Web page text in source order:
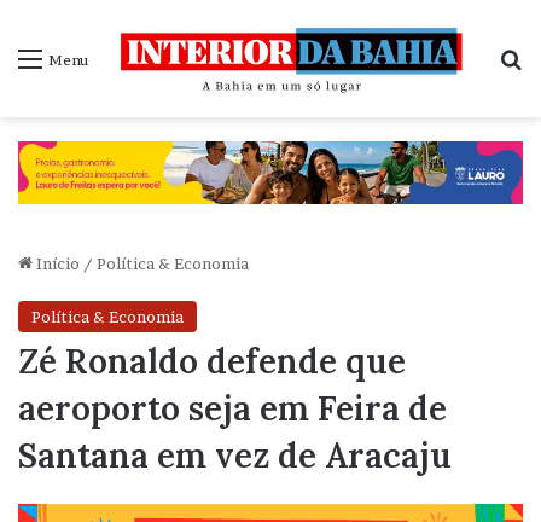
Menu
Início / Política & Economia
Política & Economia
Zé Ronaldo defende que
aeroporto seja em Feira de
Santana em vez de Aracaju